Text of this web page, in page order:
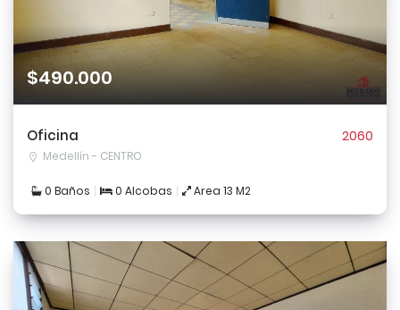
$490.000
Oficina 2060
Medellín - CENTRO
0 Baños 0 Alcobas Area 13 M2